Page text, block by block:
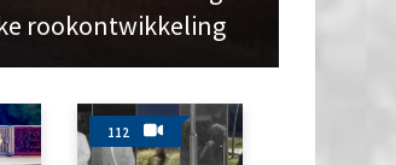
rookontwikkeling
112